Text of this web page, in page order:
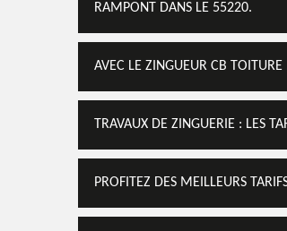
RAMPONT DANS LE 55220.
AVEC LE ZINGUEUR CB
TRAVAUX DE ZINGUERIE : LES
PROFITEZ DES MEILLEURS